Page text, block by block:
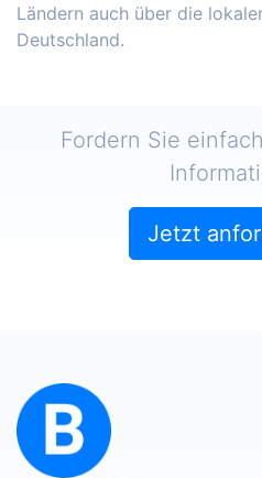
Ländern auch über die
Deutschland.
Fordern Sie
Jetzt